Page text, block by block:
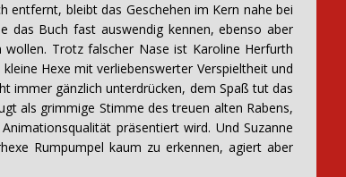
entfernt, bleibt das Geschehen im Kern nahe bei
das Buch fast auswendig kennen, ebenso aber
Trotz falscher Nase ist Karoline Herfurth
Hexe mit verliebenswerter Verspieltheit und
immer gänzlich unterdrücken, dem Spaß tut das
als grimmige Stimme des treuen alten Rabens,
präsentiert wird. Und Suzanne
Rumpumpel kaum zu erkennen, agiert aber